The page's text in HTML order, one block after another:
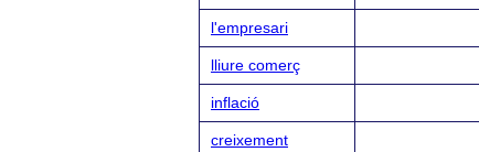
l'empresari
lliure comerç
inflació
creixement